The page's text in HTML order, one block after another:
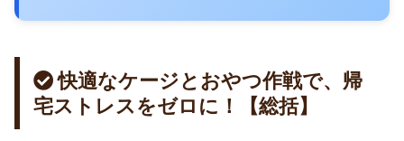
快適なケージとおやつ作戦で、帰
宅ストレスをゼロに！【総括】